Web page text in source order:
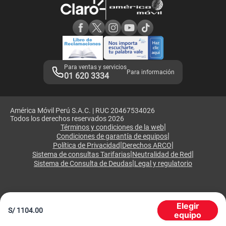
S/ 1104.00
Elegir
equipo
Consulta de IMEI
Consulta de reclamos
Adquirientes iPhone 6, 6S y SE
Mensaje de Seguridad
Términos y Condiciones de Tienda Claro
Libro de Reclamaciones
Legales de marketplace
Para ventas y servicios
01 620 3334 Para información
América Móvil Perú S.A.C. | RUC 20467534026
Todos los derechos reservados 2026
Términos y condiciones de la web|
Condiciones de garantía de equipos|
Política de Privacidad|Derechos ARCO|
Sistema de consultas Tarifarias|Neutralidad de Red|
Sistema de Consulta de Deudas|Legal y regulatorio